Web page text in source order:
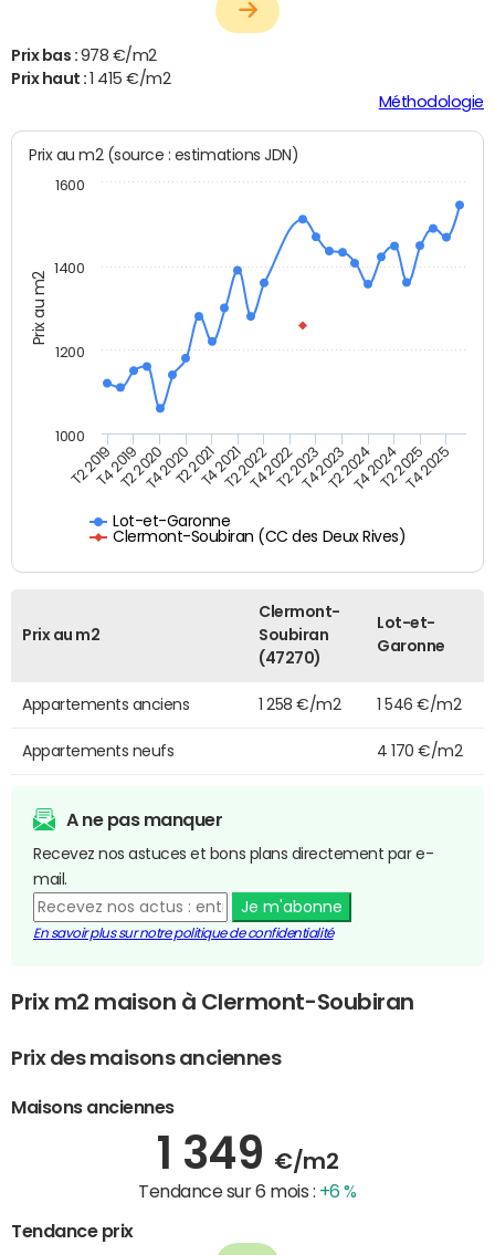
Prix bas : 978 €/m2
Prix haut :1 415 €/m2
Méthodologie
Prix au m2
Prix au m2 (source : estimations JDN)
Lot-et-Garonne
Clermont-Soubiran (CC des Deux Rives)
T2 2019T4 2019T2 2020T4 2020T2 2021T4 2021T2 2022T4 2022T2 2023T4 2023T2 2024T4 2024T2 2025T4 2025
1000
1200
1400
1600
Prix au m2
Clermont-
Soubiran
(47270)
Lot-et-
Garonne
Appartements anciens 1 258 €/m2 1 546 €/m2
Appartements neufs 4 170 €/m2
A ne pas manquer
Recevez nos astuces et bons plans directement par e-
mail.
Je m'abonne
En savoir plus sur notre politique de confidentialité
Prix m2 maison à Clermont-Soubiran
Prix des maisons anciennes
Maisons anciennes
1 349 €/m2
Tendance sur 6 mois : +6 %
Tendance prix